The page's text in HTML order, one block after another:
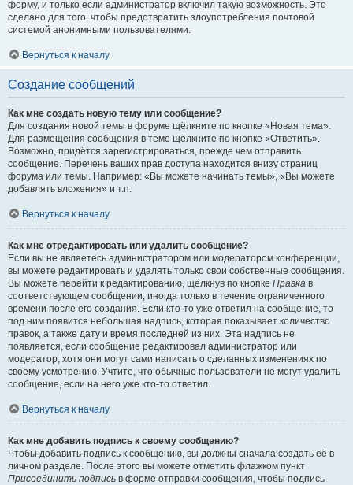
форму, и только если администратор включил такую возможность. Это
сделано для того, чтобы предотвратить злоупотребления почтовой
системой анонимными пользователями.
Вернуться к началу
Создание сообщений
Как мне создать новую тему или сообщение?
Для создания новой темы в форуме щёлкните по кнопке «Новая тема».
Для размещения сообщения в теме щёлкните по кнопке «Ответить».
Возможно, придётся зарегистрироваться, прежде чем отправить
сообщение. Перечень ваших прав доступа находится внизу страниц
форума или темы. Например: «Вы можете начинать темы», «Вы можете
добавлять вложения» и т.п.
Вернуться к началу
Как мне отредактировать или удалить сообщение?
Если вы не являетесь администратором или модератором конференции,
вы можете редактировать и удалять только свои собственные сообщения.
Вы можете перейти к редактированию, щёлкнув по кнопке Правка в
соответствующем сообщении, иногда только в течение ограниченного
времени после его создания. Если кто-то уже ответил на сообщение, то
под ним появится небольшая надпись, которая показывает количество
правок, а также дату и время последней из них. Эта надпись не
появляется, если сообщение редактировал администратор или
модератор, хотя они могут сами написать о сделанных изменениях по
своему усмотрению. Учтите, что обычные пользователи не могут удалить
сообщение, если на него уже кто-то ответил.
Вернуться к началу
Как мне добавить подпись к своему сообщению?
Чтобы добавить подпись к сообщению, вы должны сначала создать её в
личном разделе. После этого вы можете отметить флажком пункт
Присоединить подпись в форме отправки сообщения, чтобы подпись